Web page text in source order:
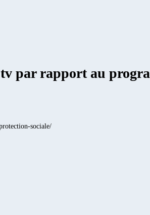
par rapport au
sociale/